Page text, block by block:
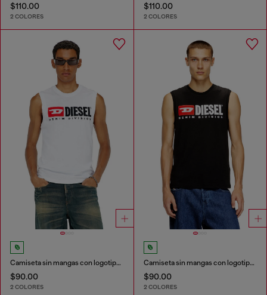
$110.00
2 COLORES
$110.00
2 COLORES
Camiseta sin mangas con logotipo estampado en el pecho
$90.00
2 COLORES
Camiseta sin mangas con logotipo estampado en el pecho
$90.00
2 COLORES